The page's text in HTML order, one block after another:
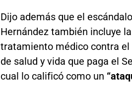
Dijo además que el
Hernández también incluye
tratamiento médico contra
de salud y vida que paga el
cual lo calificó como un